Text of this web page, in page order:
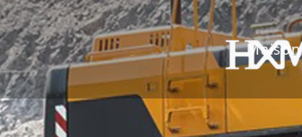
Maison